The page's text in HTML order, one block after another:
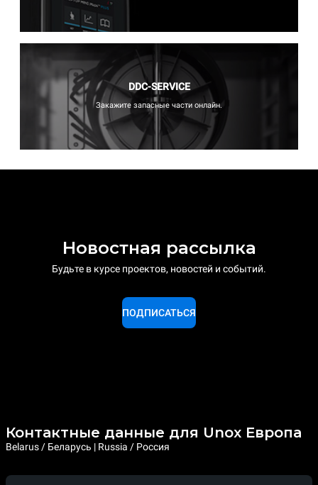
DDC-SERVICE
Закажите запасные части онлайн.
Новостная рассылка
Будьте в курсе проектов, новостей и событий.
ПОДПИСАТЬСЯ
Контактные данные для Unox Европа
Belarus / Беларусь | Russia / Россия